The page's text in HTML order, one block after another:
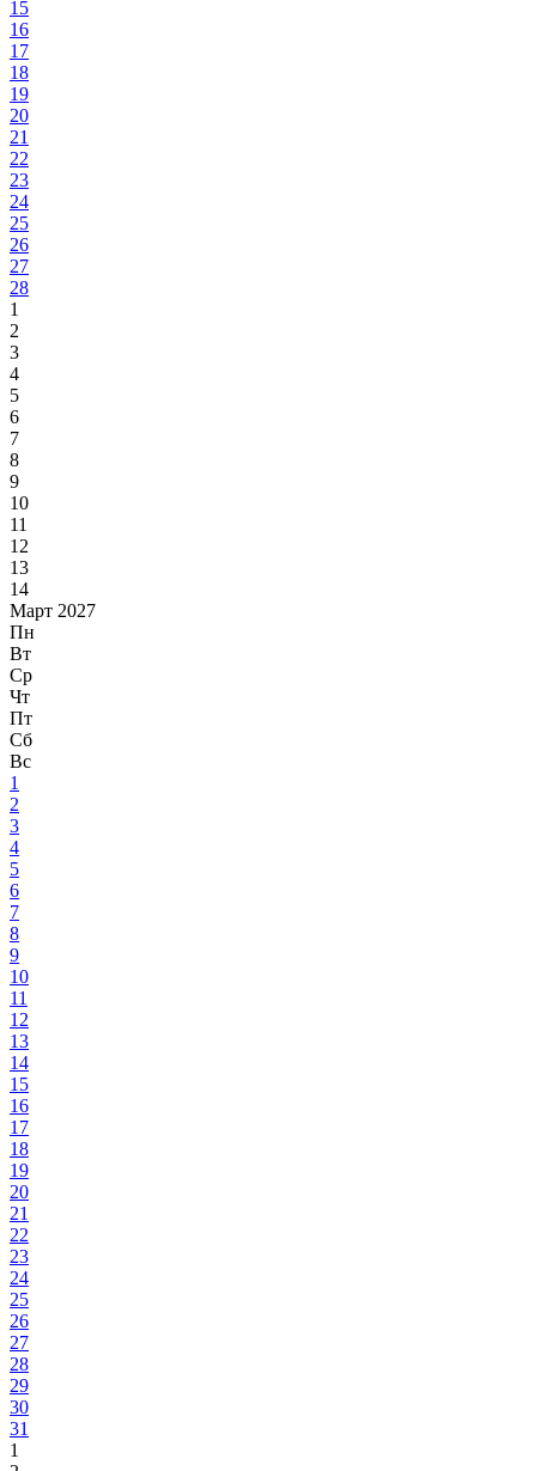
15
16
17
18
19
20
21
22
23
24
25
26
27
28
1
2
3
4
5
6
7
8
9
10
11
12
13
14
Март 2027
Пн
Вт
Ср
Чт
Пт
Сб
Вс
1
2
3
4
5
6
7
8
9
10
11
12
13
14
15
16
17
18
19
20
21
22
23
24
25
26
27
28
29
30
31
1